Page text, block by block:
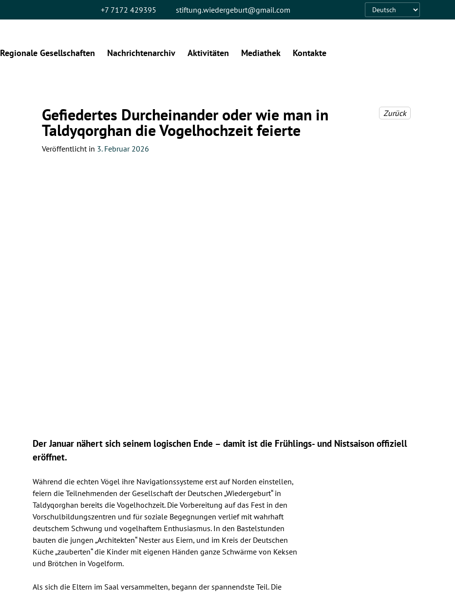
+7 7172 429395 stiftung.wiedergeburt@gmail.com
Language
Regionale Gesellschaften Nachrichtenarchiv Aktivitäten Mediathek Kontakte
Gefiedertes Durcheinander oder wie man in
Taldyqorghan die Vogelhochzeit feierte
Zurück
Veröffentlicht in 3. Februar 2026
Der Januar nähert sich seinem logischen Ende – damit ist die Frühlings- und Nistsaison offiziell
eröffnet.
Während die echten Vögel ihre Navigationssysteme erst auf Norden einstellen,
feiern die Teilnehmenden der Gesellschaft der Deutschen „Wiedergeburt“ in
Taldyqorghan bereits die Vogelhochzeit. Die Vorbereitung auf das Fest in den
Vorschulbildungszentren und für soziale Begegnungen verlief mit wahrhaft
deutschem Schwung und vogelhaftem Enthusiasmus. In den Bastelstunden
bauten die jungen „Architekten“ Nester aus Eiern, und im Kreis der Deutschen
Küche „zauberten“ die Kinder mit eigenen Händen ganze Schwärme von Keksen
und Brötchen in Vogelform.
Als sich die Eltern im Saal versammelten, begann der spannendste Teil. Die